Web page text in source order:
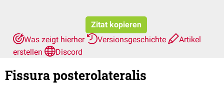
Zitat kopieren
Was zeigt hierher
Versionsgeschichte
Artikel
erstellen
Discord
Fissura posterolateralis